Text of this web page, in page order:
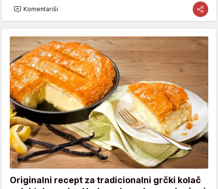
Komentariši
Originalni recept za tradicionalni grčki kolač